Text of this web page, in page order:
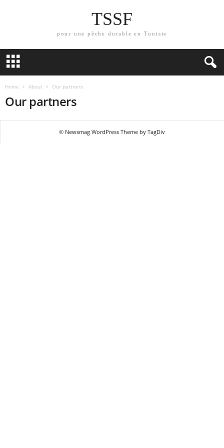
TSSF
pour une pêche durable en Tunisie
Home About Our partners
Our partners
© Newsmag WordPress Theme by TagDiv